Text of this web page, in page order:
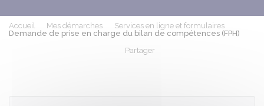
Accueil Mes démarches
Services en ligne et formulaires
Demande de prise en charge du bilan de compétences (FPH)
Partager